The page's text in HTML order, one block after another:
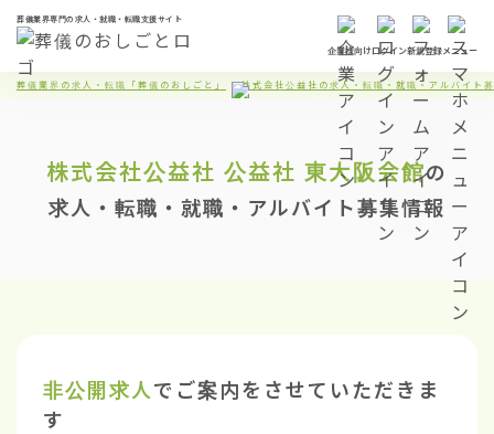
葬儀業界専門の求人・就職・転職支援サイト
企業様向けログイン新規登録メニュー
葬儀業界の求人・転職「葬儀のおしごと」 株式会社公益社の求人・転職・就職・アルバイト
株式会社公益社 公益社 東大阪会館の
求人・転職・就職・アルバイト募集情報
非公開求人でご案内をさせていただきま
す